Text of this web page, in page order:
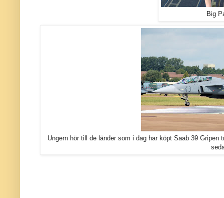
Big
Ungern hör till de länder som i dag har köpt Saab 39